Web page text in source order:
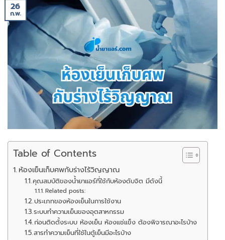
26
ก.พ.
Table of Contents
ห้องเย็นเก็บศพกับร่างไร้วิญญาณ
คุณสมบัติของน้ำยาแอร์ที่ใช้กับห้องดับจิต มีดังนี้
Related posts:
ประเภทของห้องเย็นในการใช้งาน
ระบบทำความเย็นของอุตสาหกรรม
ก่อนติดตั้งระบบ ห้องเย็น ห้องแช่แข็ง ต้องพิจารณาอะไรบ้าง
สารทำความเย็นที่ใช้ในตู้เย็นมีอะไรบ้าง